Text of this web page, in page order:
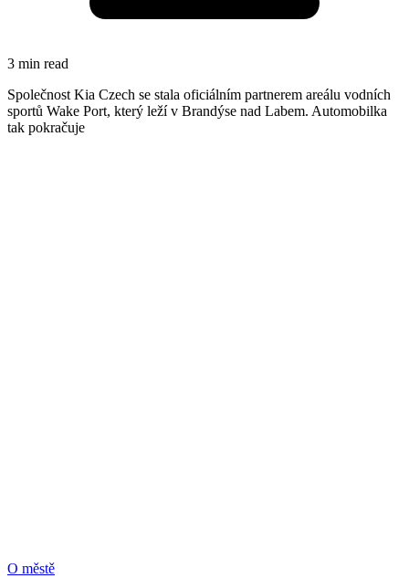
3 min read
Společnost Kia Czech se stala oficiálním partnerem areálu vodních
sportů Wake Port, který leží v Brandýse nad Labem. Automobilka
tak pokračuje
O městě